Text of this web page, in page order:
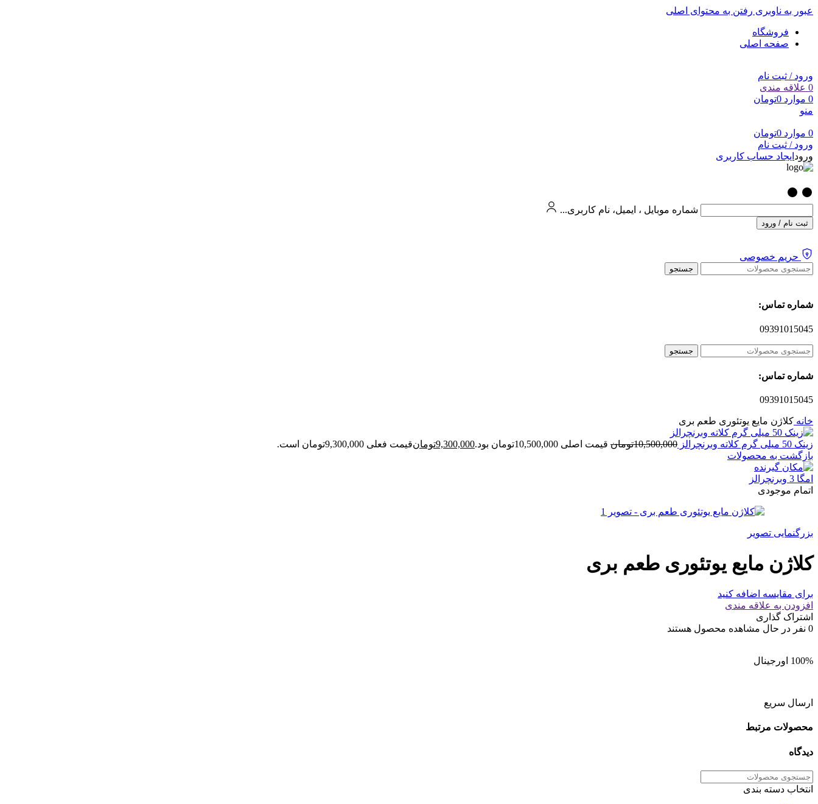
عبور به ناوبری رفتن به محتوای اصلی
فروشگاه
صفحه اصلی
ورود / ثبت نام
0 علاقه مندی
0 موارد 0تومان
منو
0 موارد 0تومان
ورود / ثبت نام
ورود ایجاد حساب کاربری
شماره موبایل ، ایمیل، نام کاربری...
ثبت نام / ورود
حریم خصوصی
جستجو
شماره تماس:
09391015045
جستجو
شماره تماس:
09391015045
خانه کلاژن مایع یوتئوری طعم بری
زینک 50 میلی گرم کلاته وبرنچرالز 10,500,000تومان قیمت اصلی 10,500,000تومان بود. 9,300,000تومانقیمت فعلی 9,300,000تومان است.
بازگشت به محصولات
امگا 3 وبرنچرالز
اتمام موجودی
بزرگنمایی تصویر
کلاژن مایع یوتئوری طعم بری
برای مقایسه اضافه کنید
افزودن به علاقه مندی
اشتراک گذاری
0 نفر در حال مشاهده محصول هستند
100% اورجینال
ارسال سریع
محصولات مرتبط
دیدگاه
انتخاب دسته بندی